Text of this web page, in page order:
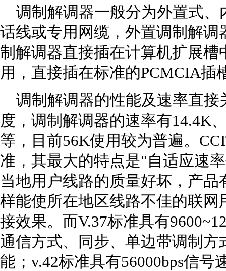
调制解调器一般分为外置式、
话线或专用网缆，外置调制解
制解调器直接插在计算机扩展槽
用，直接插在标准的PCMCIA插
调制解调器的性能及速率直接
度，调制解调器的速率有14.4K
等，目前56K使用较为普遍。
准，其最大的特点是"自适应速
当地用户线路的质量好坏，产
样能使所在地区线路不佳的联
接效果。而V.37标准具有
通信方式、同步、单边带调制方
能；v.42标准具有56000bps信